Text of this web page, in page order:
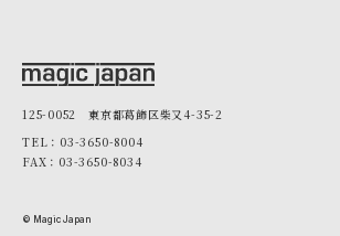
125-0052 東京都葛飾区柴又4-35-2
TEL：03-3650-8004
FAX：03-3650-8034
© Magic Japan